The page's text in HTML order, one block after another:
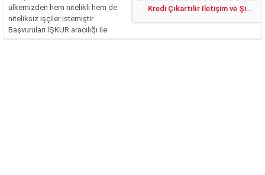
ülkemizden hem nitelikli hem de
niteliksiz işçiler istemiştir.
Başvuruları İŞKUR aracılığı ile
yapılan bu işler, ciddi şekilde
Kredi Çıkartılır İletişim ve Şikayet